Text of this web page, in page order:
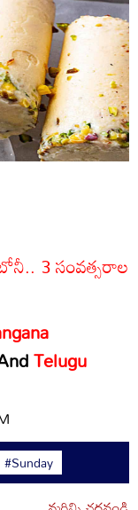
3 సంవత్సరాల
Telugu
#Sunday